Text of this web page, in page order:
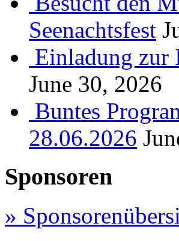
Seenachtsfest
Einladung zur
June 30, 2026
Buntes
28.06.2026
Sponsoren
»